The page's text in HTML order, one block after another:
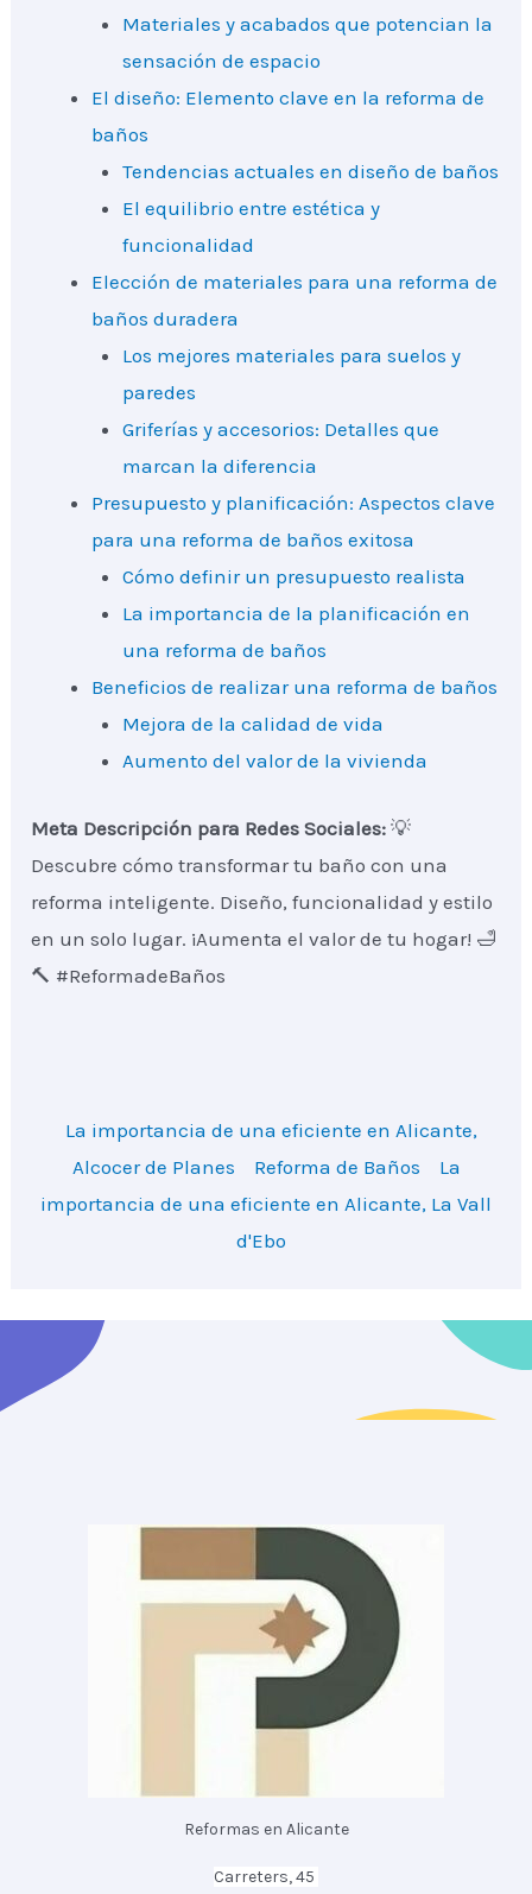
Materiales y acabados que potencian la
sensación de espacio
El diseño: Elemento clave en la reforma de
baños
Tendencias actuales en diseño de baños
El equilibrio entre estética y
funcionalidad
Elección de materiales para una reforma de
baños duradera
Los mejores materiales para suelos y
paredes
Griferías y accesorios: Detalles que
marcan la diferencia
Presupuesto y planificación: Aspectos clave
para una reforma de baños exitosa
Cómo definir un presupuesto realista
La importancia de la planificación en
una reforma de baños
Beneficios de realizar una reforma de baños
Mejora de la calidad de vida
Aumento del valor de la vivienda
Meta Descripción para Redes Sociales: 💡
Descubre cómo transformar tu baño con una
reforma inteligente. Diseño, funcionalidad y estilo
en un solo lugar. ¡Aumenta el valor de tu hogar! 🛁
🔨 #ReformadeBaños
La importancia de una eficiente en Alicante,
Alcocer de Planes
Reforma de Baños
La
importancia de una eficiente en Alicante, La Vall
d'Ebo
Reformas en Alicante
Carreters, 45